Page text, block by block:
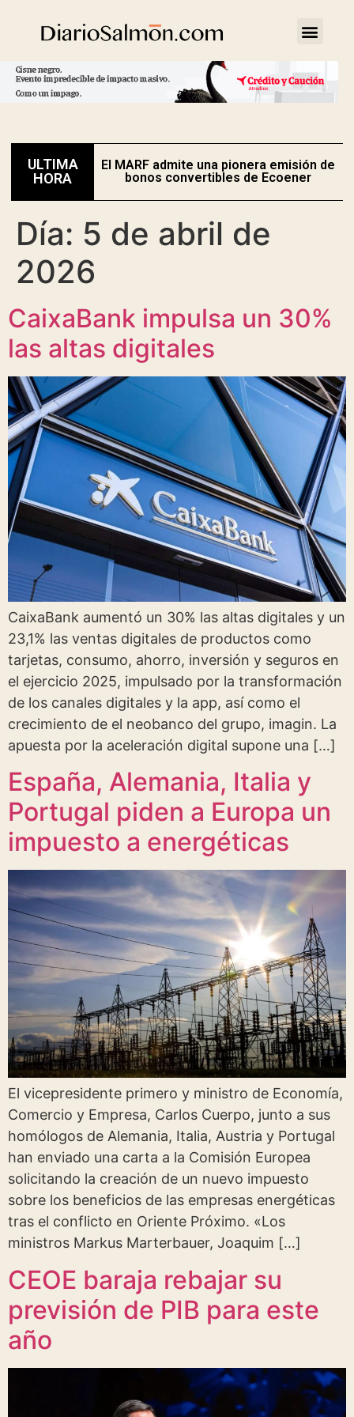
ULTIMA
HORA
El MARF admite una pionera emisión de
bonos convertibles de Ecoener
Día: 5 de abril de
2026
CaixaBank impulsa un 30%
las altas digitales
CaixaBank aumentó un 30% las altas digitales y un
23,1% las ventas digitales de productos como
tarjetas, consumo, ahorro, inversión y seguros en
el ejercicio 2025, impulsado por la transformación
de los canales digitales y la app, así como el
crecimiento de el neobanco del grupo, imagin. La
apuesta por la aceleración digital supone una […]
España, Alemania, Italia y
Portugal piden a Europa un
impuesto a energéticas
El vicepresidente primero y ministro de Economía,
Comercio y Empresa, Carlos Cuerpo, junto a sus
homólogos de Alemania, Italia, Austria y Portugal
han enviado una carta a la Comisión Europea
solicitando la creación de un nuevo impuesto
sobre los beneficios de las empresas energéticas
tras el conflicto en Oriente Próximo. «Los
ministros Markus Marterbauer, Joaquim […]
CEOE baraja rebajar su
previsión de PIB para este
año